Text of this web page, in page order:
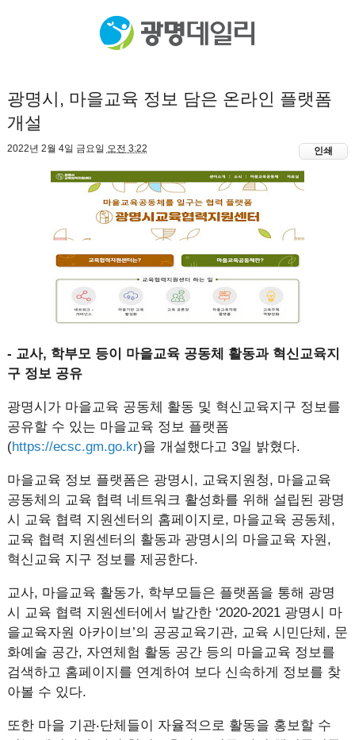
광명시, 마을교육 정보 담은 온라인 플랫폼
개설
2022년 2월 4일 금요일 오전 3:22 인쇄
- 교사, 학부모 등이 마을교육 공동체 활동과 혁신교육지
구 정보 공유
광명시가 마을교육 공동체 활동 및 혁신교육지구 정보를
공유할 수 있는 마을교육 정보 플랫폼
(https://ecsc.gm.go.kr)을 개설했다고 3일 밝혔다.
마을교육 정보 플랫폼은 광명시, 교육지원청, 마을교육
공동체의 교육 협력 네트워크 활성화를 위해 설립된 광명
시 교육 협력 지원센터의 홈페이지로, 마을교육 공동체,
교육 협력 지원센터의 활동과 광명시의 마을교육 자원,
혁신교육 지구 정보를 제공한다.
교사, 마을교육 활동가, 학부모들은 플랫폼을 통해 광명
시 교육 협력 지원센터에서 발간한 ‘2020-2021 광명시 마
을교육자원 아카이브’의 공공교육기관, 교육 시민단체, 문
화예술 공간, 자연체험 활동 공간 등의 마을교육 정보를
검색하고 홈페이지를 연계하여 보다 신속하게 정보를 찾
아볼 수 있다.
또한 마을 기관‧단체들이 자율적으로 활동을 홍보할 수